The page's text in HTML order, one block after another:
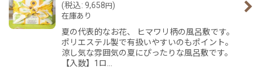
(税込: 9,658 円 )
在庫あり
夏の代表的なお花、 ヒマワリ柄の風呂敷です。
ポリエステル製で有扱いやすいのもポイント。
涼し気な雰囲気の夏にぴったりな風呂敷です。
【入数】1ロ…